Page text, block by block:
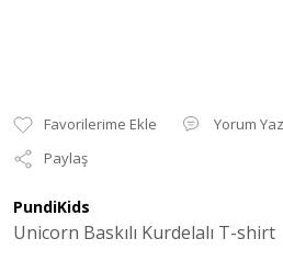
Yorum Yaz
Paylaş
PundiKids
Unicorn Baskılı Kurdelalı T-shirt